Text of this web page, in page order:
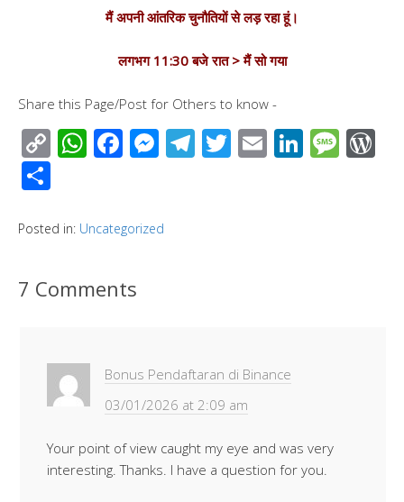
मैं अपनी आंतरिक चुनौतियों से लड़ रहा हूं।
लगभग 11:30 बजे रात > मैं सो गया
Share this Page/Post for Others to know -
C
o
y
n
W
h
s
p
F
ac
b
o
M
e
e
T
el
T
wi
E
m
Li
n
M
e
ar
Posted in: Uncategorized
7 Comments
Bonus Pendaftaran di Binance
03/01/2026 at 2:09 am
Your point of view caught my eye and was very
interesting. Thanks. I have a question for you.